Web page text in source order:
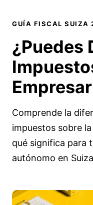
GUÍA FISCAL SUIZA
¿Puedes
Comprende la
impuestos sobre
qué significa para
autónomo en